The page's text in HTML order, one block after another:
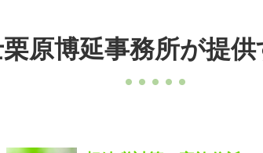
原博延事務所が提